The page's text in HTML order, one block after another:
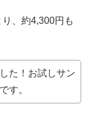
、約4,300円も
た！お試しサン
す。